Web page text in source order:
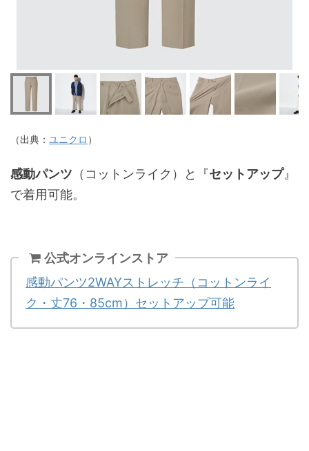
（出典： ユニクロ ）
感動パンツ （コットンライク）と『セットアップ』
で着用可能。
公式オンラインストア
感動パンツ2WAYストレッチ（コットンライ
ク・丈76・85cm）セットアップ可能